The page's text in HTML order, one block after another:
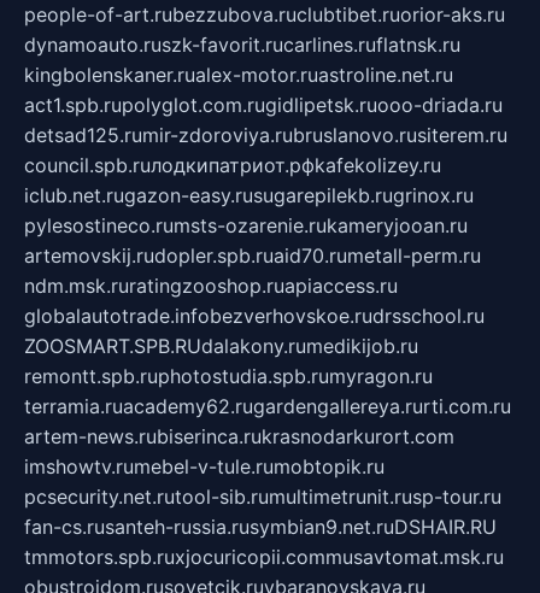
people-of-art.rubezzubova.ruclubtibet.ruorior-aks.ru
dynamoauto.ruszk-favorit.rucarlines.ruflatnsk.ru
kingbolenskaner.rualex-motor.ruastroline.net.ru
act1.spb.rupolyglot.com.rugidlipetsk.ruooo-driada.ru
detsad125.rumir-zdoroviya.rubruslanovo.rusiterem.ru
council.spb.ruлодкипатриот.рфkafekolizey.ru
iclub.net.rugazon-easy.rusugarepilekb.rugrinox.ru
pylesostineco.rumsts-ozarenie.rukameryjooan.ru
artemovskij.rudopler.spb.ruaid70.rumetall-perm.ru
ndm.msk.ruratingzooshop.ruapiaccess.ru
globalautotrade.infobezverhovskoe.rudrsschool.ru
ZOOSMART.SPB.RUdalakony.rumedikijob.ru
remontt.spb.ruphotostudia.spb.rumyragon.ru
terramia.ruacademy62.rugardengallereya.rurti.com.ru
artem-news.rubiserinca.rukrasnodarkurort.com
imshowtv.rumebel-v-tule.rumobtopik.ru
pcsecurity.net.rutool-sib.rumultimetrunit.rusp-tour.ru
fan-cs.rusanteh-russia.rusymbian9.net.ruDSHAIR.RU
tmmotors.spb.ruxjocuricopii.commusavtomat.msk.ru
obustrojdom.rusovetcik.ruybaranovskaya.ru